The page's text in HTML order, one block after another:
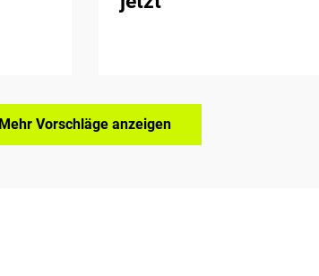
Mehr Vorschläge anzeigen